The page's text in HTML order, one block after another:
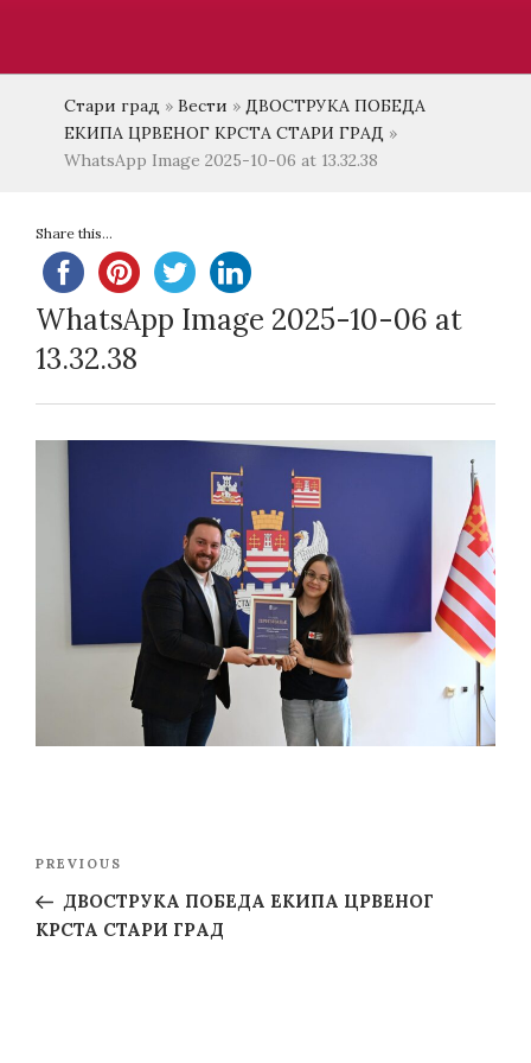
Стари град » Вести » ДВОСТРУКА ПОБЕДА
ЕКИПА ЦРВЕНОГ КРСТА СТАРИ ГРАД »
WhatsApp Image 2025-10-06 at 13.32.38
Share this...
WhatsApp Image 2025-10-06 at
13.32.38
Previous
Post
PREVIOUS
ДВОСТРУКА ПОБЕДА ЕКИПА ЦРВЕНОГ
КРСТА СТАРИ ГРАД